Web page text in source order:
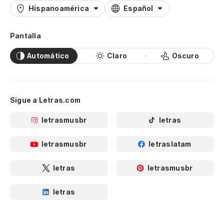
Hispanoamérica Español
Pantalla
Automático Claro Oscuro
Sigue a Letras.com
letrasmusbr letras
letrasmusbr letraslatam
letras letrasmusbr
letras